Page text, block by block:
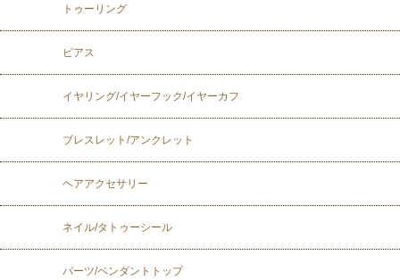
トゥーリング
ピアス
イヤリング/イヤーフック/イヤーカフ
ブレスレット/アンクレット
ヘアアクセサリー
ネイル/タトゥーシール
パーツ/ペンダントトップ